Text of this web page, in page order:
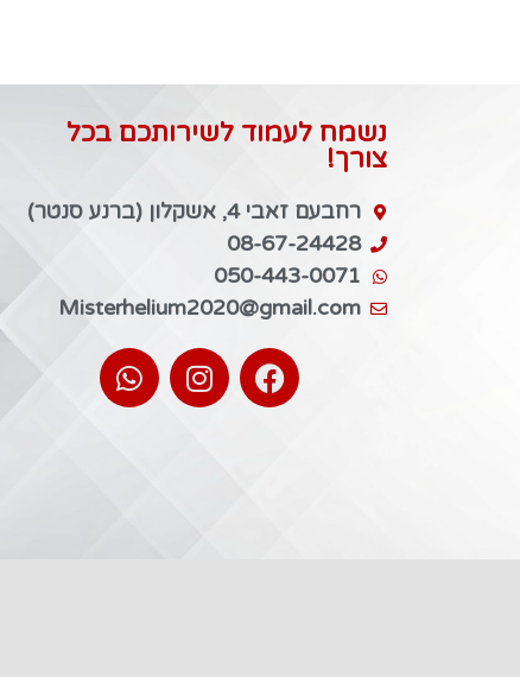
נשמח לעמוד לשירותכם בכל
צורך!
רחבעם זאבי 4, אשקלון (ברנע סנטר)
08-67-24428
050-443-0071
Misterhelium2020@gmail.com